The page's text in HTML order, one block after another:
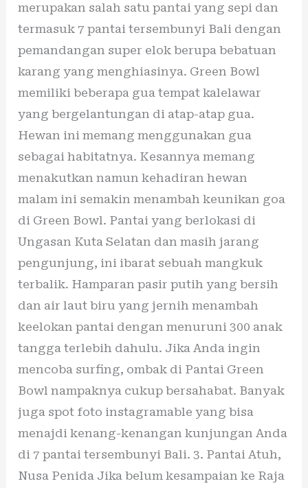
merupakan salah satu pantai yang sepi dan
termasuk 7 pantai tersembunyi Bali dengan
pemandangan super elok berupa bebatuan
karang yang menghiasinya. Green Bowl
memiliki beberapa gua tempat kalelawar
yang bergelantungan di atap-atap gua.
Hewan ini memang menggunakan gua
sebagai habitatnya. Kesannya memang
menakutkan namun kehadiran hewan
malam ini semakin menambah keunikan goa
di Green Bowl. Pantai yang berlokasi di
Ungasan Kuta Selatan dan masih jarang
pengunjung, ini ibarat sebuah mangkuk
terbalik. Hamparan pasir putih yang bersih
dan air laut biru yang jernih menambah
keelokan pantai dengan menuruni 300 anak
tangga terlebih dahulu. Jika Anda ingin
mencoba surfing, ombak di Pantai Green
Bowl nampaknya cukup bersahabat. Banyak
juga spot foto instagramable yang bisa
menajdi kenang-kenangan kunjungan Anda
di 7 pantai tersembunyi Bali. 3. Pantai Atuh,
Nusa Penida Jika belum kesampaian ke Raja